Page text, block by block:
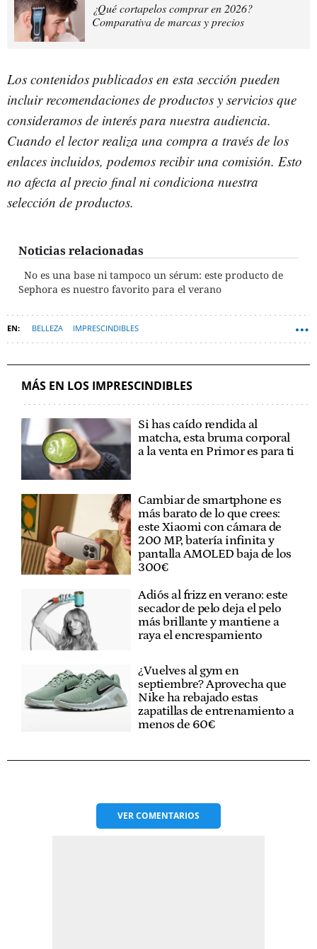
¿Qué cortapelos comprar en 2026?
Comparativa de marcas y precios
Los contenidos publicados en esta sección pueden
incluir recomendaciones de productos y servicios que
consideramos de interés para nuestra audiencia.
Cuando el lector realiza una compra a través de los
enlaces incluidos, podemos recibir una comisión. Esto
no afecta al precio final ni condiciona nuestra
selección de productos.
Noticias relacionadas
No es una base ni tampoco un sérum: este producto de
Sephora es nuestro favorito para el verano
BELLEZA IMPRESCINDIBLES
MÁS EN LOS IMPRESCINDIBLES
Si has caído rendida al
matcha, esta bruma corporal
a la venta en Primor es para ti
Cambiar de smartphone es
más barato de lo que crees:
este Xiaomi con cámara de
200 MP, batería infinita y
pantalla AMOLED baja de los
300€
Adiós al frizz en verano: este
secador de pelo deja el pelo
más brillante y mantiene a
raya el encrespamiento
¿Vuelves al gym en
septiembre? Aprovecha que
Nike ha rebajado estas
zapatillas de entrenamiento a
menos de 60€
VERCOMENTARIOS